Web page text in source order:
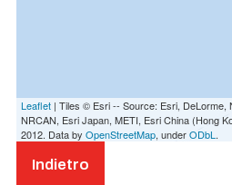
Leaflet | Tiles © Esri -- Source: Esri, DeLorme,
NRCAN, Esri Japan, METI, Esri China (Hong
2012. Data by OpenStreetMap, underODbL .
Indietro